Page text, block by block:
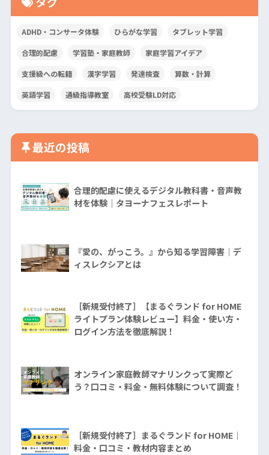
ADHD・コンサータ体験 ひらがな学習 タブレット学習
合理的配慮 学習塾・家庭教師 家庭学習アイデア
支援級への転籍 漢字学習 発達検査 算数・計算
英語学習 通級指導教室 高校受験LD対応
最近の投稿
合理的配慮に使えるデジタル教科書・音声教
材を体験｜タヨーナフェスレポート
『愛の、がっこう。』から知る学習障害│デ
ィスレクシアとは
［新規受付終了］【まるぐランド for HOME
ライトプラン体験レビュー】料金・使い方・
ログイン方法を徹底解説！
オンライン家庭教師マナリンクって実際ど
う？口コミ・料金・無料体験について調査！
［新規受付終了］まるぐランド for HOME｜
料金・口コミ・教材内容まとめ